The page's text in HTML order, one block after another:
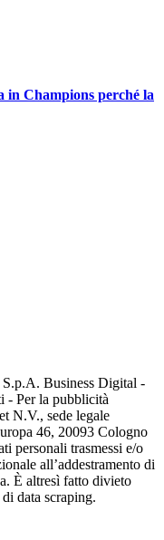
Champions perché la
Business Digital -
- Per la pubblicità
N.V., sede legale
46, 20093 Cologno
personali trasmessi e/o
all’addestramento di
È altresì fatto divieto
data scraping.